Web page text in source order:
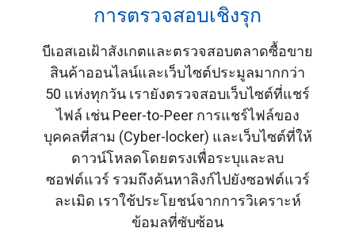
การตรวจสอบเชิงรุก
บีเอสเอเฝ้าสังเกตและตรวจสอบตลาดซื้อขาย
สินค้าออนไลน์และเว็บไซต์ประมูลมากกว่า
50 แห่งทุกวัน เรายังตรวจสอบเว็บไซต์ที่แชร์
ไฟล์ เช่น Peer-to-Peer การแชร์ไฟล์ของ
บุคคลที่สาม (Cyber-locker) และเว็บไซต์ที่ให้
ดาวน์โหลดโดยตรงเพื่อระบุและลบ
ซอฟต์แวร์ รวมถึงค้นหาลิงก์ไปยังซอฟต์แวร์
ละเมิด เราใช้ประโยชน์จากการวิเคราะห์
ข้อมูลที่ซับซ้อน